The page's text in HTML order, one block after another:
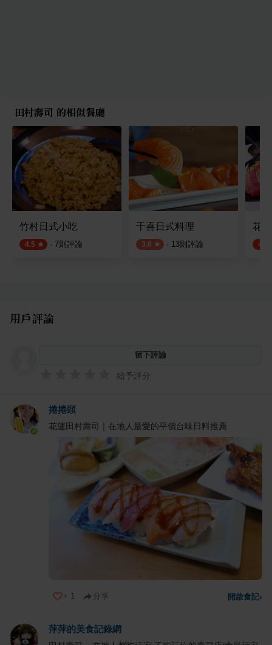
田村壽司 的相似餐廳
竹村日式小吃
4.5 · 7則評論
千喜日式料理
3.6 · 13則評論
花
4.4
用戶評論
留下評論
給予評分
捲捲頭
花蓮田村壽司｜在地人最愛的平價台味日料推薦
+ 1 分享 開啟食記›
萍萍的美食記錄網